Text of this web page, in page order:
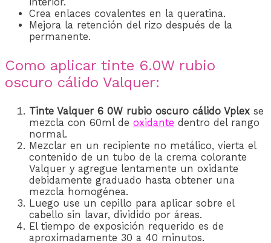
Crea enlaces covalentes en la queratina.
Mejora la retención del rizo después de la
permanente.
Como aplicar tinte 6.0W rubio
oscuro cálido Valquer:
Tinte Valquer 6 0W rubio oscuro cálido Vplex se
mezcla con 60ml de oxidante dentro del rango
normal.
Mezclar en un recipiente no metálico, vierta el
contenido de un tubo de la crema colorante
Valquer y agregue lentamente un oxidante
debidamente graduado hasta obtener una
mezcla homogénea.
Luego use un cepillo para aplicar sobre el
cabello sin lavar, dividido por áreas.
El tiempo de exposición requerido es de
aproximadamente 30 a 40 minutos.